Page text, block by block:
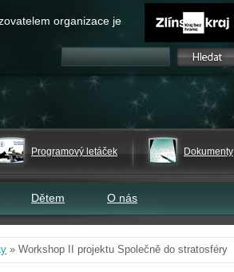
organizace je
Programový letáček Dokumenty
Dětem O nás
» Workshop II projektu Společně do stratosféry